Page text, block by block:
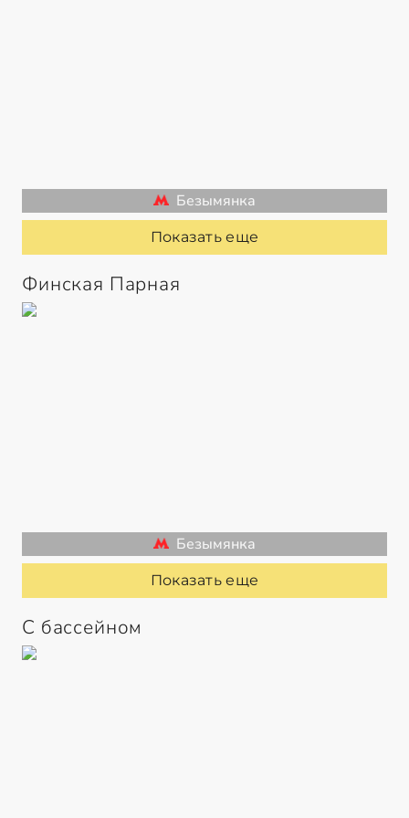
Безымянка
Показать еще
Финская Парная
Безымянка
Показать еще
С бассейном